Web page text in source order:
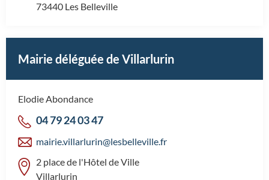
73440 Les Belleville
Mairie déléguée de Villarlurin
Elodie Abondance
04 79 24 03 47
mairie.villarlurin@lesbelleville.fr
2 place de l'Hôtel de Ville
Villarlurin